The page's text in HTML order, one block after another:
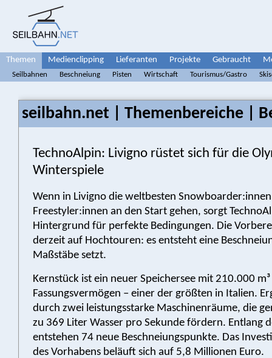
Themen Medienclipping Lieferanten Projekte Gebraucht
Seilbahnen Beschneiung Pisten Wirtschaft Tourismus/Gastro
seilbahn.net | Themenbereiche |
TechnoAlpin: Livigno rüstet sich für die
Winterspiele
Wenn in Livigno die weltbesten
Freestyler:innen an den Start gehen, sorgt
Hintergrund für perfekte Bedingungen. Die
derzeit auf Hochtouren: es entsteht eine
Maßstäbe setzt.
Kernstück ist ein neuer Speichersee mit 210.000 m³
Fassungsvermögen – einer der größten in Italien.
durch zwei leistungsstarke Maschinenräume, die
zu 369 Liter Wasser pro Sekunde fördern. Entlang
entstehen 74 neue Beschneiungspunkte. Das
des Vorhabens beläuft sich auf 5,8 Millionen Euro.